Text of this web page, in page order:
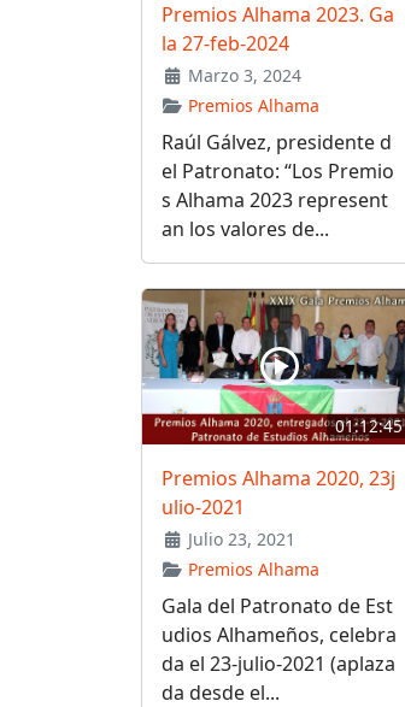
Premios Alhama 2023. Ga
la 27-feb-2024
Marzo 3, 2024
Premios Alhama
Raúl Gálvez, presidente d
el Patronato: “Los Premio
s Alhama 2023 represent
an los valores de...
01:12:45
Premios Alhama 2020, 23j
ulio-2021
Julio 23, 2021
Premios Alhama
Gala del Patronato de Est
udios Alhameños, celebra
da el 23-julio-2021 (aplaza
da desde el...